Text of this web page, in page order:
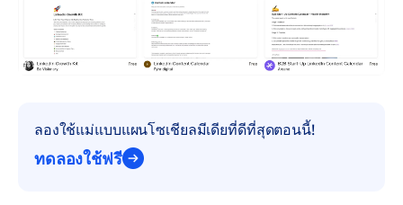
ลองใช้แม่แบบแผนโซเชียลมีเดียที่ดีที่สุดตอนนี้!
ทดลองใช้ฟรี